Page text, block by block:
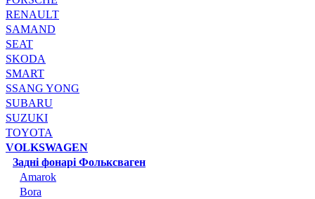
RENAULT
SAMAND
SEAT
SKODA
SMART
SSANG YONG
SUBARU
SUZUKI
TOYOTA
VOLKSWAGEN
Задні фонарі Фольксваген
Amarok
Bora